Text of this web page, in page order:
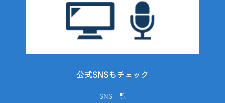
公式SNSもチェック
SNS一覧